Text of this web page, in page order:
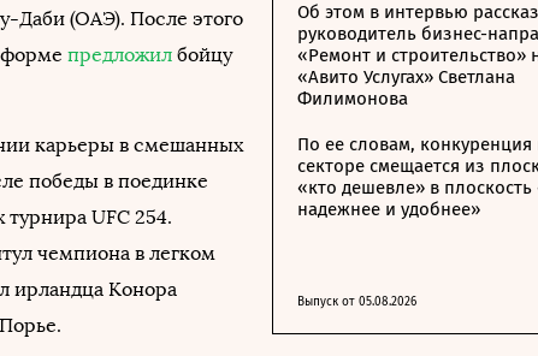
Даби (ОАЭ). После этого
предложил бойцу
карьеры в смешанных
победы в поединке
UFC 254.
чемпиона в легком
ирландца Конора
Об этом в интервью
руководитель бизнес-
«Ремонт и строительство»
«Авито Услугах» Светлана
Филимонова
По ее словам, конкуренция
секторе смещается из
«кто дешевле» в плоскость
надежнее и удобнее»
Выпуск от 05.08.2026